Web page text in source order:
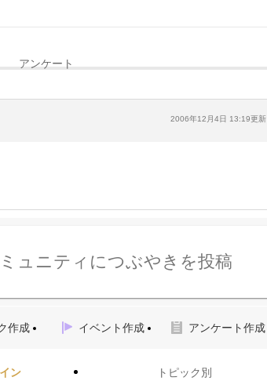
アンケート
2006年12月4日 13:19更新
ュニティにつぶやきを投稿
作成 イベント作成 アンケート作成
ン トピック別